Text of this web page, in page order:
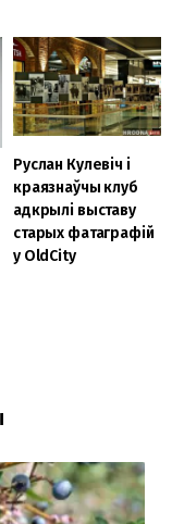
Руслан Кулевіч і
краязнаўчы клуб
адкрылі выставу
старых фатаграфій
у OldCity